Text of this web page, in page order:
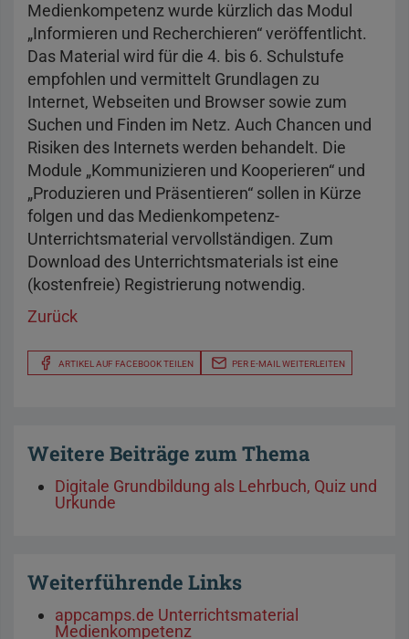
Medienkompetenz wurde kürzlich das Modul
„Informieren und Recherchieren“ veröffentlicht.
Das Material wird für die 4. bis 6. Schulstufe
empfohlen und vermittelt Grundlagen zu
Internet, Webseiten und Browser sowie zum
Suchen und Finden im Netz. Auch Chancen und
Risiken des Internets werden behandelt. Die
Module „Kommunizieren und Kooperieren“ und
„Produzieren und Präsentieren“ sollen in Kürze
folgen und das Medienkompetenz-
Unterrichtsmaterial vervollständigen. Zum
Download des Unterrichtsmaterials ist eine
(kostenfreie) Registrierung notwendig.
Zurück
ARTIKEL AUF FACEBOOK TEILEN PER E-MAIL WEITERLEITEN
Weitere Beiträge zum Thema
Digitale Grundbildung als Lehrbuch, Quiz und
Urkunde
Weiterführende Links
appcamps.de Unterrichtsmaterial
Medienkompetenz